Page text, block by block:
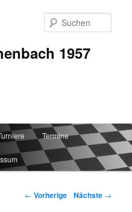
1957
Termine
Artikelnavigation
← Vorherige Nächste →